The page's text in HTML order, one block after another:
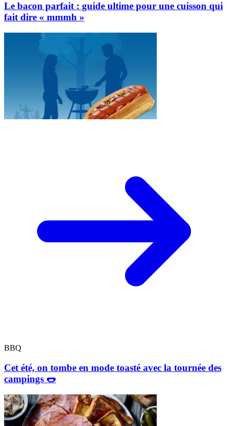
Le bacon parfait : guide ultime pour une cuisson qui
fait dire « mmmh »
BBQ
Cet été, on tombe en mode toasté avec la tournée des
campings 🌭